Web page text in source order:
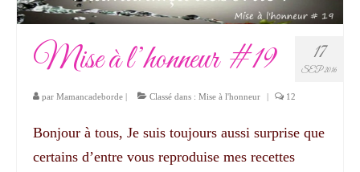
17
SEP 2016
Mise à l’honneur #19
par Mamancadeborde | Classé dans : Mise à l'honneur | 12
Bonjour à tous, Je suis toujours aussi surprise que
certains d’entre vous reproduise mes recettes